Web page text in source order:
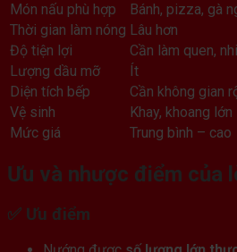
Món nấu phù hợp
Bánh, pizza, gà
Thời gian làm nóng Lâu hơn
Độ tiện lợi
Cần làm quen,
Lượng dầu mỡ
Ít
Diện tích bếp
Cần không gian
Vệ sinh
Khay, khoang lớn
Mức giá
Trung bình – cao
Ưu và nhược điểm của
✅ Ưu điểm